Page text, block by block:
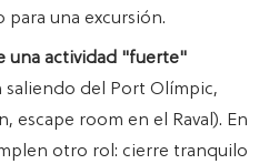
una excursión.
una actividad "fuerte"
saliendo del Port Olímpic,
escape room en el Raval). En
otro rol: cierre tranquilo